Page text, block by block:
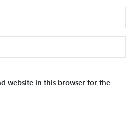
website in this browser for the